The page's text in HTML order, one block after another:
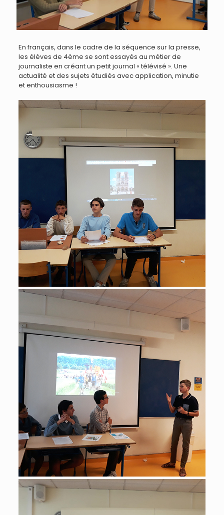
En français, dans le cadre de la séquence sur la presse,
les élèves de 4ème se sont essayés au métier de
journaliste en créant un petit journal « télévisé ». Une
actualité et des sujets étudiés avec application, minutie
et enthousiasme !